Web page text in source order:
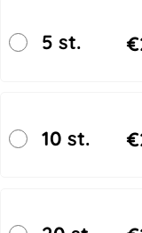
5 st. €
10 st. €